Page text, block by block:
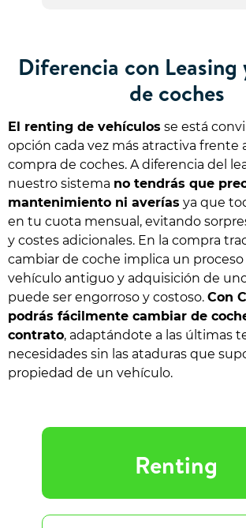
Diferencia con Leasing
de coches
El renting de vehículos se está
opción cada vez más atractiva frente
compra de coches. A diferencia del
nuestro sistema no tendrás que
mantenimiento ni averías ya que
en tu cuota mensual, evitando
y costes adicionales. En la compra
cambiar de coche implica un proceso
vehículo antiguo y adquisición de
puede ser engorroso y costoso. Con
podrás fácilmente cambiar de
contrato, adaptándote a las últimas
necesidades sin las ataduras que
propiedad de un vehículo.
Renting